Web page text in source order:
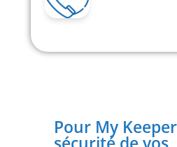
Pour My
sécurité de vos